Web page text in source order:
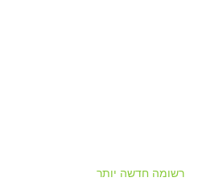
רשומה חדשה יותר